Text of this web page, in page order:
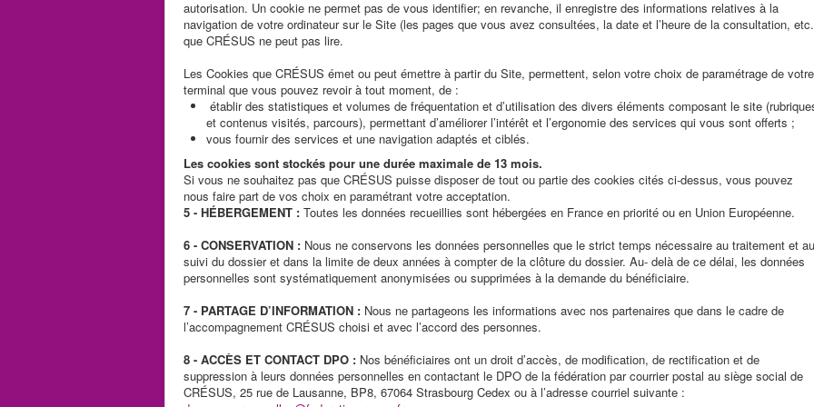
autorisation. Un cookie ne permet pas de vous identifier; en revanche, il enregistre des informations relatives à la
navigation de votre ordinateur sur le Site (les pages que vous avez consultées, la date et l’heure de la consultation,
que CRÉSUS ne peut pas lire.
Les Cookies que CRÉSUS émet ou peut émettre à partir du Site, permettent, selon votre choix de paramétrage de votre
terminal que vous pouvez revoir à tout moment, de :
établir des statistiques et volumes de fréquentation et d’utilisation des divers éléments composant le site
et contenus visités, parcours), permettant d’améliorer l’intérêt et l’ergonomie des services qui vous sont offerts ;
vous fournir des services et une navigation adaptés et ciblés.
Les cookies sont stockés pour une durée maximale de 13 mois.
Si vous ne souhaitez pas que CRÉSUS puisse disposer de tout ou partie des cookies cités ci-dessus, vous pouvez
nous faire part de vos choix en paramétrant votre acceptation.
5 - HÉBERGEMENT : Toutes les données recueillies sont hébergées en France en priorité ou en Union Européenne.
6 - CONSERVATION : Nous ne conservons les données personnelles que le strict temps nécessaire au traitement et au
suivi du dossier et dans la limite de deux années à compter de la clôture du dossier. Au- delà de ce délai, les données
personnelles sont systématiquement anonymisées ou supprimées à la demande du bénéficiaire.
7 - PARTAGE D’INFORMATION : Nous ne partageons les informations avec nos partenaires que dans le cadre de
l’accompagnement CRÉSUS choisi et avec l’accord des personnes.
8 - ACCÈS ET CONTACT DPO : Nos bénéficiaires ont un droit d’accès, de modification, de rectification et de
suppression à leurs données personnelles en contactant le DPO de la fédération par courrier postal au siège social de
CRÉSUS, 25 rue de Lausanne, BP8, 67064 Strasbourg Cedex ou à l’adresse courriel suivante :